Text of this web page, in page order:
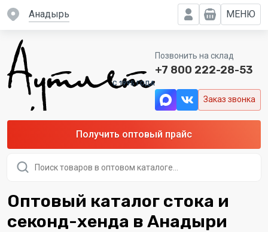
Анадырь МЕНЮ
C 1995 ГОДА
Позвонить на склад
+7 800 222-28-53
Заказ звонка
Получить оптовый прайс
товаров
Оптовый каталог стока и
секонд-хенда в Анадыри